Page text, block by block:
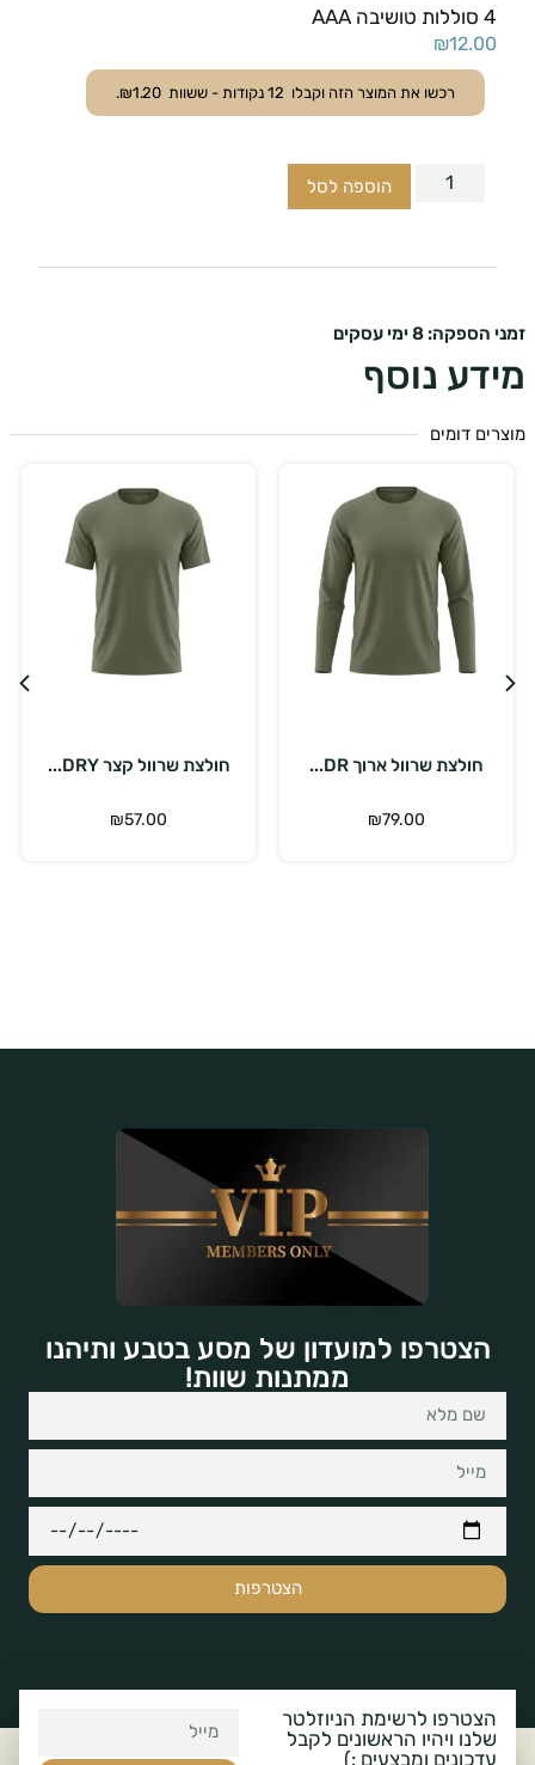
₪12.00
רכשו את המוצר הזה וקבלו12נקודות - ששוות ₪ 1.20
.
הוספה לסל
8 ימי עסקים
נוסף
דומים
חולצת שרוול ארוך DR...
₪79.00
חולצת שרוול קצר DRY...
₪57.00
הצטרפו למועדון של מסע בטבע ותיהנו
ממתנות שוות!
הצטרפות
הצטרפו לרשימת הניוזלטר
שלנו ויהיו הראשונים לקבל
עדכונים ומבצעים :)